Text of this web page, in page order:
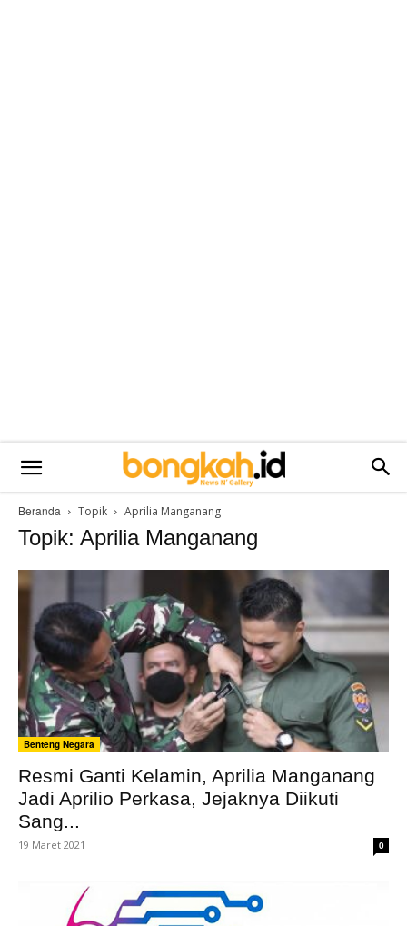
Beranda Topik Aprilia Manganang
Topik: Aprilia Manganang
Benteng Negara
Resmi Ganti Kelamin, Aprilia Manganang
Jadi Aprilio Perkasa, Jejaknya Diikuti
Sang...
19 Maret 2021 0